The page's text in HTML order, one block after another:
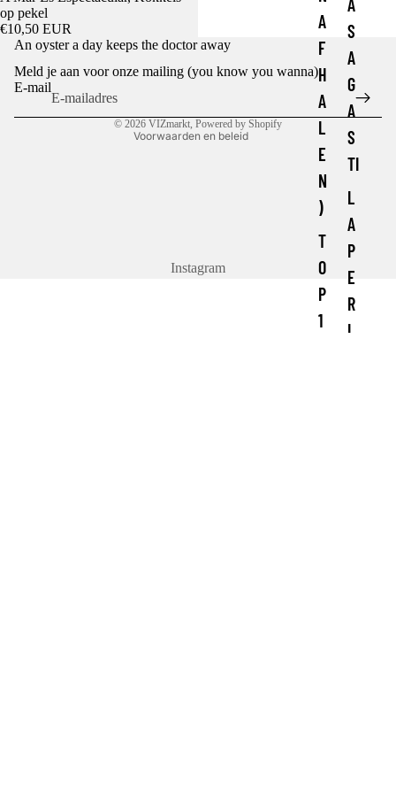
A
F
H
A
L
E
N
)
T
O
P
1
A
S
A
G
A
S
TI
L
A
P
E
R
L
op pekel
€10,50 EUR
An oyster a day keeps the doctor away
Meld je aan voor onze mailing (you know you wanna)
E-mail
© 2026 VIZmarkt, Powered by Shopify
Voorwaarden en beleid
Terugbetalingsbeleid
Algemene voorwaarden
Contactgegevens
Instagram